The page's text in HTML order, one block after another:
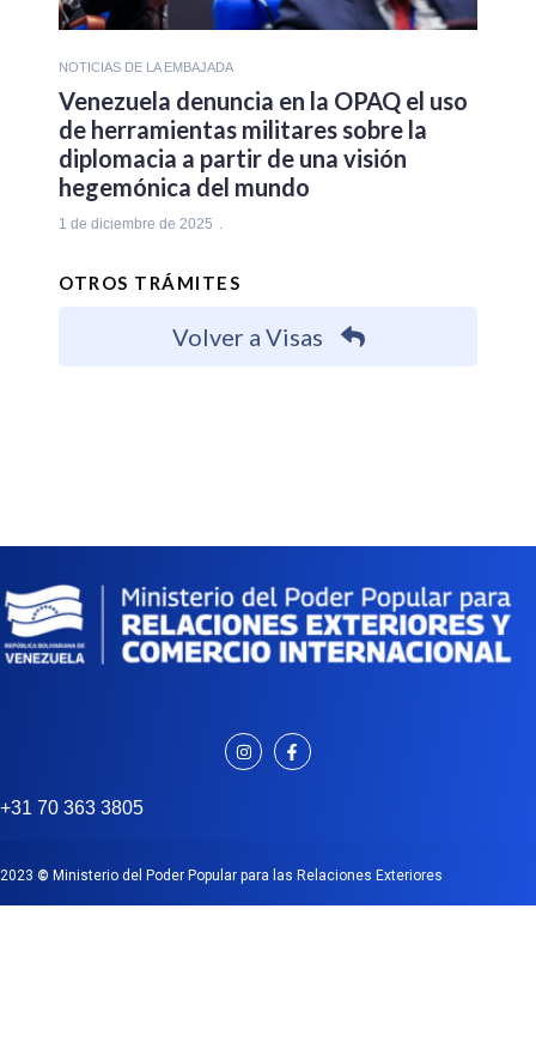
NOTICIAS DE LA EMBAJADA
Venezuela denuncia en la OPAQ el uso
de herramientas militares sobre la
diplomacia a partir de una visión
hegemónica del mundo
1 de diciembre de 2025
OTROS TRÁMITES
Volver a Visas
+31 70 363 3805
2023 © Ministerio del Poder Popular para las Relaciones Exteriores